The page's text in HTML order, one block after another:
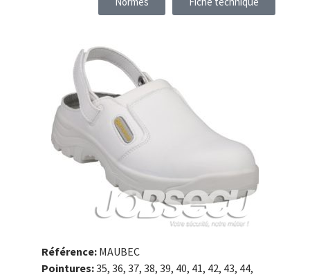
Référence: MAUBEC
Pointures:35, 36, 37, 38, 39, 40, 41, 42, 43, 44,